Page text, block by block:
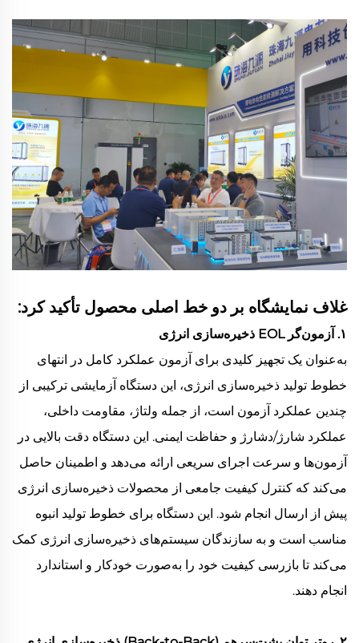
غلاف نمایشگاه بر دو خط اصلی محصول تأکید کرد:
۱. آزمون‌گر EOL ذخیره‌سازی انرژی
به‌عنوان یک تجهیز کلیدی برای آزمون عملکرد کامل در انتهای
خطوط تولید ذخیره‌سازی انرژی، این دستگاه آزمایشی ترکیبی از
چندین عملکرد آزمون است، از جمله ولتاژ، مقاومت داخلی،
عملکرد شارژ/دشارژ و حفاظت ایمنی. این دستگاه دقت بالایی در
آزمون‌ها و سرعت اجرای سریعی ارائه می‌دهد و اطمینان حاصل
می‌کند که کنترل کیفیت جامعی از محصولات ذخیره‌سازی انرژی
پیش از ارسال انجام شود. این دستگاه برای خطوط تولید انبوه
مناسب است و به سازندگان سیستم‌های ذخیره‌سازی انرژی کمک
می‌کند تا بازرسی کیفیت خود را به‌صورت خودکار و استاندارد
انجام دهند.